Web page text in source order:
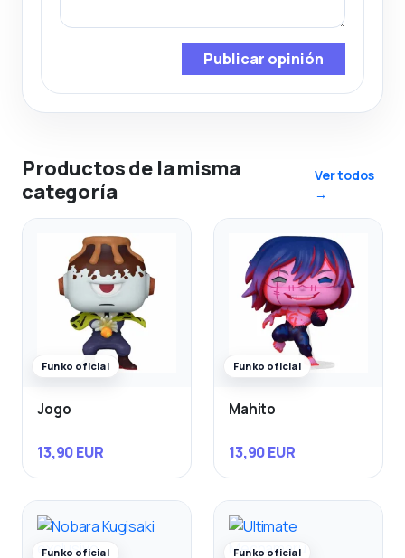
Publicar opinión
Productos de la misma
categoría
Ver todos
→
Funko oficial
Jogo
13,90 EUR
Funko oficial
Mahito
13,90 EUR
Funko oficial Funko oficial